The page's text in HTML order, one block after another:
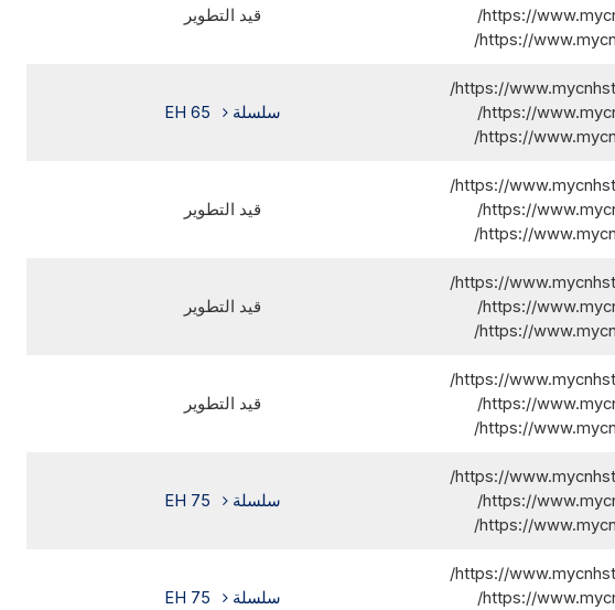
https://
https://
قيد التطوير
https://
https://
https://
سلسلة EH 65
https://
https://
https://
قيد التطوير
https://
https://
https://
قيد التطوير
https://
https://
https://
قيد التطوير
https://
https://
https://
سلسلة EH 75
https://
https://
سلسلة EH 75